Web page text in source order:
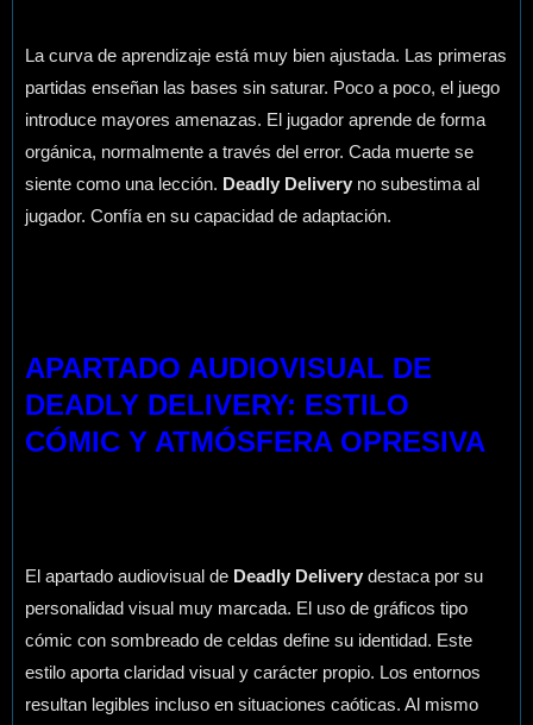
La curva de aprendizaje está muy bien ajustada. Las primeras
partidas enseñan las bases sin saturar. Poco a poco, el juego
introduce mayores amenazas. El jugador aprende de forma
orgánica, normalmente a través del error. Cada muerte se
siente como una lección. Deadly Delivery no subestima al
jugador. Confía en su capacidad de adaptación.
APARTADO AUDIOVISUAL DE
DEADLY DELIVERY: ESTILO
CÓMIC Y ATMÓSFERA OPRESIVA
El apartado audiovisual de Deadly Delivery destaca por su
personalidad visual muy marcada. El uso de gráficos tipo
cómic con sombreado de celdas define su identidad. Este
estilo aporta claridad visual y carácter propio. Los entornos
resultan legibles incluso en situaciones caóticas. Al mismo